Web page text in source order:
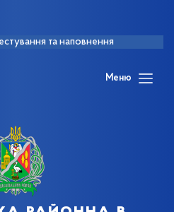
та наповнення
Меню